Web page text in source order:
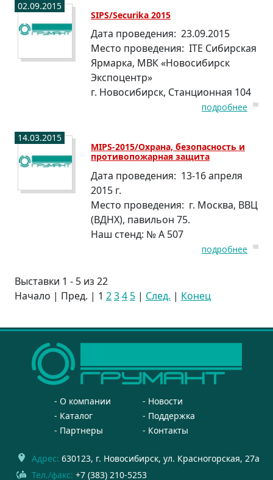
02.09.2015
SIPS/Securika 2015
Дата проведения: 23.09.2015
Место проведения: ITE Сибирская
Ярмарка, МВК «Новосибирск
Экспоцентр»
г. Новосибирск, Станционная 104
подробнее
14.03.2015
MIPS-2015/Охрана, безопасность и
противопожарная защита
Дата проведения: 13-16 апреля
2015 г.
Место проведения: г. Москва, ВВЦ
(ВДНХ), павильон 75.
Наш стенд: № A 507
подробнее
Выставки 1 - 5 из 22
Начало | Пред. | 1 234 5 | След. | Конец
О компании
Новости
Каталог
Поддержка
Партнеры
Контакты
Адрес: 630123, г. Новосибирск, ул. Красногорская, 27а
Тел./факс: +7 (383) 210-5253